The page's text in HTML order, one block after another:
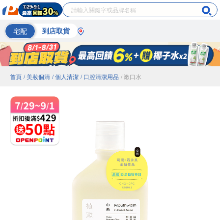
宅配 到店取貨
首頁 / 美妝個清 / 個人清潔 / 口腔清潔用品 / 漱口水